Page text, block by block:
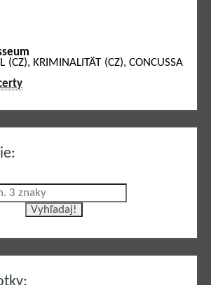
(CZ), KRIMINALITÄT (CZ), CONCUSSA